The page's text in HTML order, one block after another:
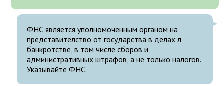
ФНС является уполномоченным органом на
представителство от государства в делах л
банкротстве, в том числе сборов и
административных штрафов, а не только налогов.
Указывайте ФНС.